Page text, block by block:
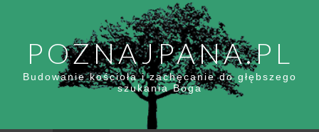
POZNAJPANA.PL
Budowanie kościoła i zachęcanie do głębszego
szukania Boga